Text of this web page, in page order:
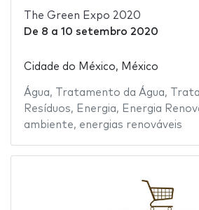
The Green Expo 2020
De 8 a 10 setembro 2020
Cidade do México, México
Água, Tratamento da Água,
Resíduos, Energia, Energia
ambiente, energias renováveis